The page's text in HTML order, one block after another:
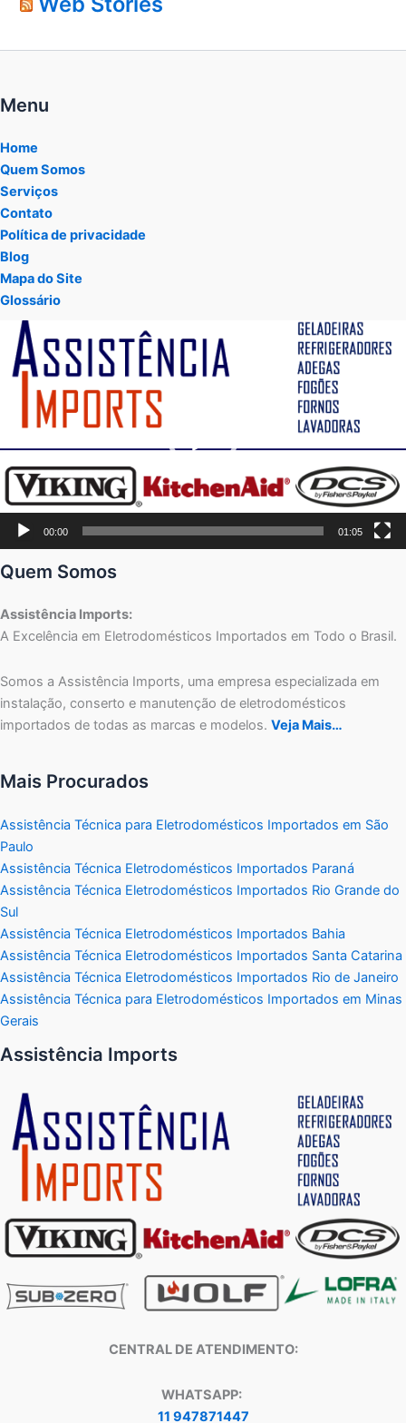
Menu
Home
Quem Somos
Serviços
Contato
Política de privacidade
Blog
Mapa do Site
Glossário
Tocador
vídeo
00:00 01:05
Quem Somos
Assistência Imports:
A Excelência em Eletrodomésticos Importados em Todo o Brasil.
Somos a Assistência Imports, uma empresa especializada em
instalação, conserto e manutenção de eletrodomésticos
importados de todas as marcas e modelos. Veja Mais…
Mais Procurados
Assistência Técnica para Eletrodomésticos Importados em São
Paulo
Assistência Técnica Eletrodomésticos Importados Paraná
Assistência Técnica Eletrodomésticos Importados Rio Grande do
Sul
Assistência Técnica Eletrodomésticos Importados Bahia
Assistência Técnica Eletrodomésticos Importados Santa Catarina
Assistência Técnica Eletrodomésticos Importados Rio de Janeiro
Assistência Técnica para Eletrodomésticos Importados em Minas
Gerais
Assistência Imports
CENTRAL DE ATENDIMENTO:
WHATSAPP:
11 947871447